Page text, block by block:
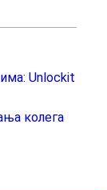
Unlockit
колега